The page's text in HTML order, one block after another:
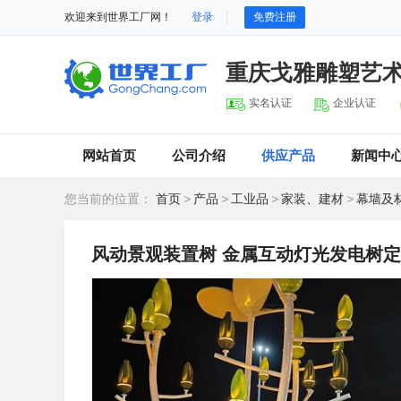
欢迎来到世界工厂网！ 登录 免费注册
重庆戈雅雕塑艺
实名认证 企业认证
网站首页 公司介绍 供应产品 新闻中
您当前的位置： 首页 > 产品 > 工业品 >家装、建材 >幕墙及
风动景观装置树 金属互动灯光发电树